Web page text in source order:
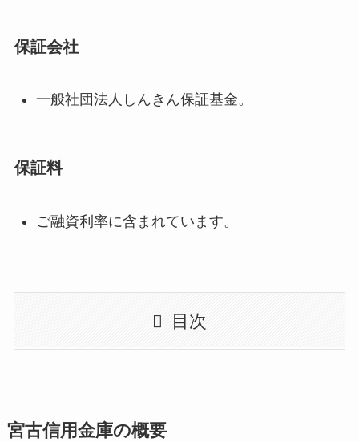
保証会社
一般社団法人しんきん保証基金。
保証料
ご融資利率に含まれています。
目次
宮古信用金庫の概要